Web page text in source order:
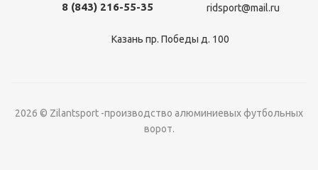
8 (843) 216-55-35 ridsport@mail.ru
Казань пр. Победы д. 100
2026 © Zilantsport -производство алюминиевых футбольных
ворот.